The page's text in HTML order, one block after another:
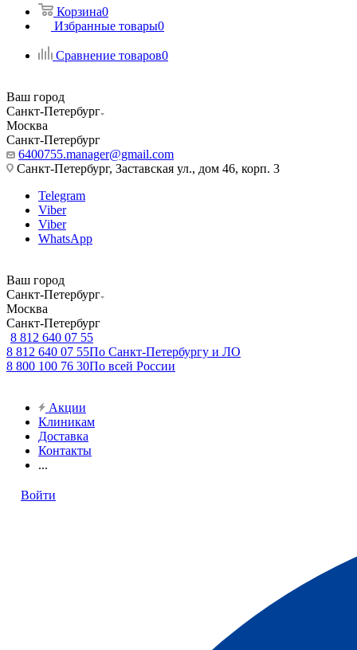
Корзина0
Избранные товары0
Сравнение товаров0
Ваш город
Санкт-Петербург
Москва
Санкт-Петербург
6400755.manager@gmail.com
Санкт-Петербург, Заставская ул., дом 46, корп. 3
Telegram
Viber
Viber
WhatsApp
Ваш город
Санкт-Петербург
Москва
Санкт-Петербург
8 812 640 07 55
8 812 640 07 55По Санкт-Петербургу и ЛО
8 800 100 76 30По всей России
Акции
Клиникам
Доставка
Контакты
...
Войти